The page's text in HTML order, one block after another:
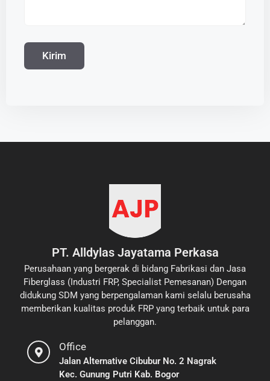
PT. Alldylas Jayatama Perkasa
Perusahaan yang bergerak di bidang Fabrikasi dan Jasa
Fiberglass (Industri FRP, Specialist Pemesanan) Dengan
didukung SDM yang berpengalaman kami selalu berusaha
memberikan kualitas produk FRP yang terbaik untuk para
pelanggan.
Office
Jalan Alternative Cibubur No. 2 Nagrak
Kec. Gunung Putri Kab. Bogor